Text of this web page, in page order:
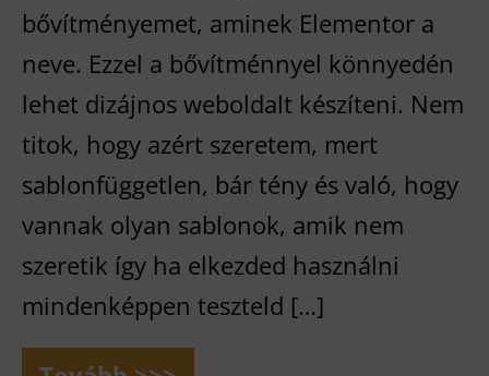
bővítményemet, aminek Elementor a
neve. Ezzel a bővítménnyel könnyedén
lehet dizájnos weboldalt készíteni. Nem
titok, hogy azért szeretem, mert
sablonfüggetlen, bár tény és való, hogy
vannak olyan sablonok, amik nem
szeretik így ha elkezded használni
mindenképpen teszteld […]